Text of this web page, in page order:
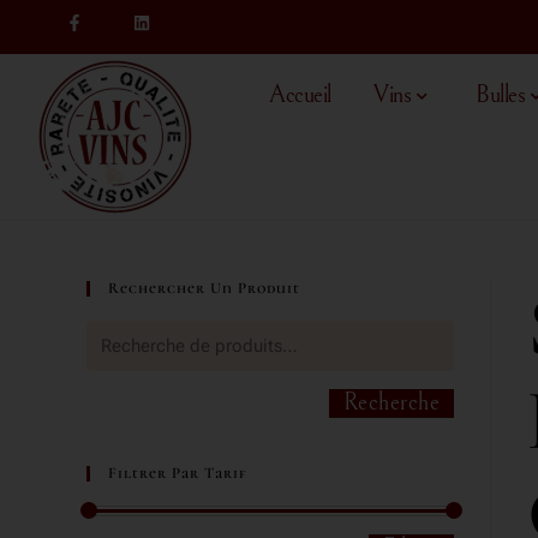
Accueil Vins Bulles
Rechercher Un Produit
Recherche
Filtrer Par Tarif